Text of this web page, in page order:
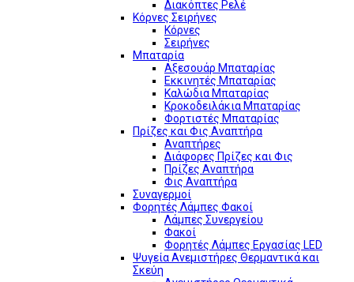
Διακόπτες Ρελέ
Κόρνες Σειρήνες
Κόρνες
Σειρήνες
Μπαταρία
Αξεσουάρ Μπαταρίας
Εκκινητές Μπαταρίας
Καλώδια Μπαταρίας
Κροκοδειλάκια Μπαταρίας
Φορτιστές Μπαταρίας
Πρίζες και Φις Αναπτήρα
Αναπτήρες
Διάφορες Πρίζες και Φις
Πρίζες Αναπτήρα
Φις Αναπτήρα
Συναγερμοί
Φορητές Λάμπες Φακοί
Λάμπες Συνεργείου
Φακοί
Φορητές Λάμπες Εργασίας LED
Ψυγεία Ανεμιστήρες Θερμαντικά και
Σκεύη